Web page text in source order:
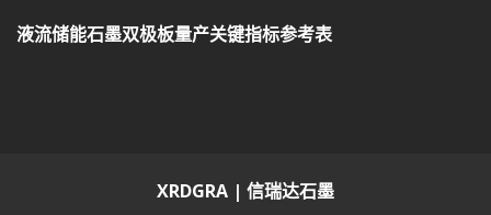
液流储能石墨双极板量产关键指标参考表
XRDGRA | 信瑞达石墨